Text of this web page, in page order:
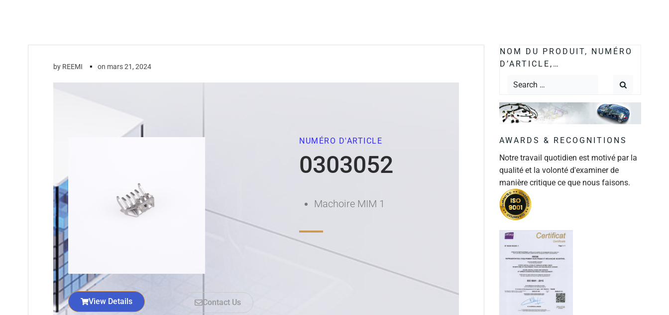
by REEMI ▪ on mars 21, 2024
View Details Contact Us
NUMÉRO D'ARTICLE
0303052
Machoire MIM 1
NOM DU PRODUIT, NUMÉRO
D’ARTICLE,…
AWARDS & RECOGNITIONS
Notre travail quotidien est motivé par la
qualité et la volonté d'examiner de
manière critique ce que nous faisons.